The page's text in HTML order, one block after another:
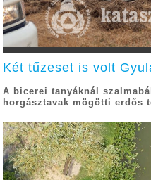
Két tűzeset is volt
A bicerei tanyáknál
horgásztavak mögötti erdős